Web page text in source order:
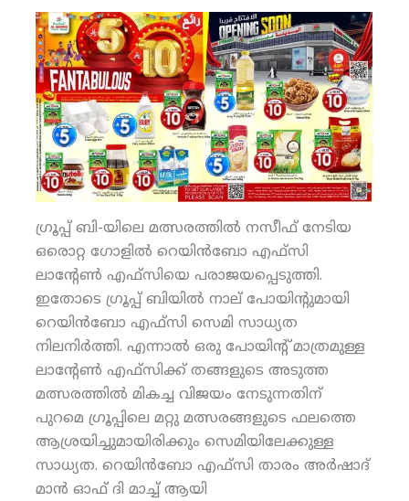
ഗ്രൂപ്പ് ബി-യിലെ മത്സരത്തില്‍ നസീഫ് നേടിയ
ഒരൊറ്റ ഗോളില്‍ റെയിന്‍ബോ എഫ്‌സി
ലാന്റേണ്‍ എഫ്‌സിയെ പരാജയപ്പെടുത്തി.
ഇതോടെ ഗ്രൂപ്പ് ബിയില്‍ നാല് പോയിന്റുമായി
റെയിന്‍ബോ എഫ്‌സി സെമി സാധ്യത
നിലനിര്‍ത്തി. എന്നാല്‍ ഒരു പോയിന്റ് മാത്രമുള്ള
ലാന്റേണ്‍ എഫ്‌സിക്ക് തങ്ങളുടെ അടുത്ത
മത്സരത്തില്‍ മികച്ച വിജയം നേടുന്നതിന്
പുറമെ ഗ്രൂപ്പിലെ മറ്റു മത്സരങ്ങളുടെ ഫലത്തെ
ആശ്രയിച്ചുമായിരിക്കും സെമിയിലേക്കുള്ള
സാധ്യത. റെയിന്‍ബോ എഫ്‌സി താരം അര്‍ഷാദ്
മാന്‍ ഓഫ് ദി മാച്ച് ആയി